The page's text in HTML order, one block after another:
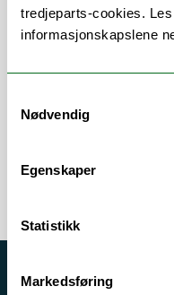
tredjeparts-cookies.
informasjonskapslene
Nødvendig
Egenskaper
Statistikk
Markedsføring
Om
Publikasjoner
Akutt hjelp